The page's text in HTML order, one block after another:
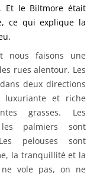
Et le Biltmore était
ce qui explique la
nous faisons une
rues alentour. Les
deux directions
luxuriante et riche
grasses. Les
palmiers sont
pelouses sont
la tranquillité et la
vole pas, on ne